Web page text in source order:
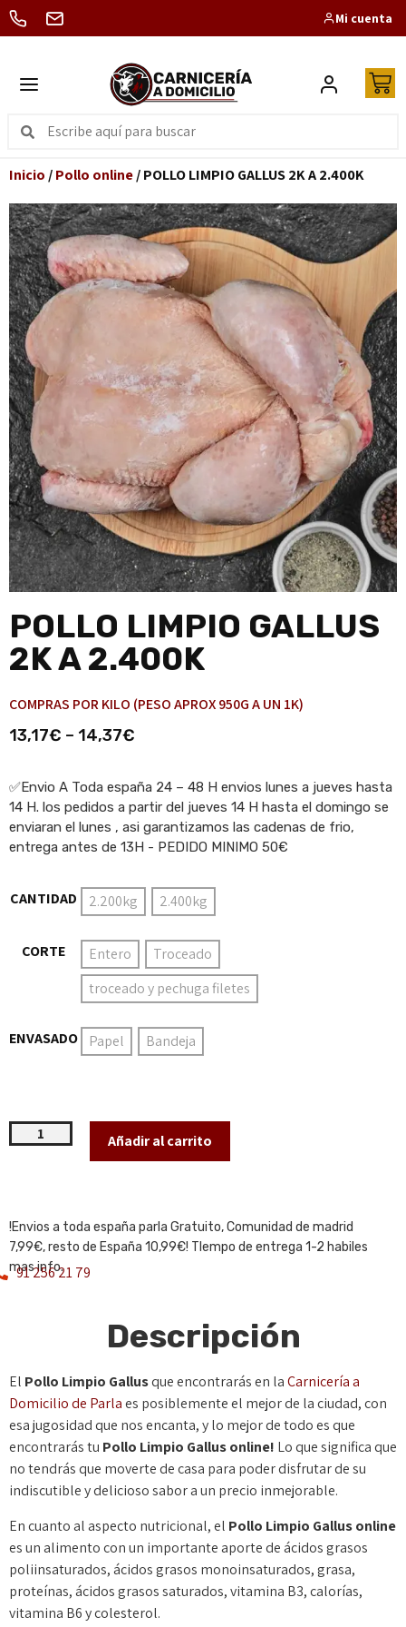
Mi cuenta
Inicio /Pollo online/ POLLO LIMPIO GALLUS 2K A 2.400K
POLLO LIMPIO GALLUS
2K A 2.400K
COMPRAS POR KILO (PESO APROX 950G A UN 1K)
13,17€ – 14,37€
✅Envio A Toda españa 24 – 48 H envios lunes a jueves hasta
14 H. los pedidos a partir del jueves 14 H hasta el domingo se
enviaran el lunes , asi garantizamos las cadenas de frio,
entrega antes de 13H - PEDIDO MINIMO 50€
CANTIDAD 2.200kg 2.400kg
CORTE Entero
Troceado
troceado y pechuga filetes
ENVASADO Papel Bandeja
Añadir al carrito
!Envios a toda españa parla Gratuito, Comunidad de madrid
7,99€, resto de España 10,99€! TIempo de entrega 1-2 habiles
mas info.
91 256 21 79
Descripción
El Pollo Limpio Gallusque encontrarás en laCarnicería a
Domicilio de Parlaes posiblemente el mejor de la ciudad, con
esa jugosidad que nos encanta, y lo mejor de todo es que
encontrarás tu Pollo Limpio Gallusonline! Lo que significa que
no tendrás que moverte de casa para poder disfrutar de su
indiscutible y delicioso sabor a un precio inmejorable.
En cuanto al aspecto nutricional, el Pollo Limpio Gallus online
es un alimento con un importante aporte de ácidos grasos
poliinsaturados, ácidos grasos monoinsaturados, grasa,
proteínas, ácidos grasos saturados, vitamina B3, calorías,
vitamina B6 y colesterol.